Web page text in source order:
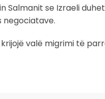
Salmanit se Izraeli
valë migrimi të